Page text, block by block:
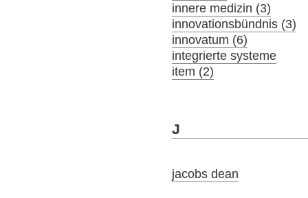
innere medizin (3)
innovationsbündnis (3)
innovatum (6)
integrierte systeme
item (2)
J
jacobs dean